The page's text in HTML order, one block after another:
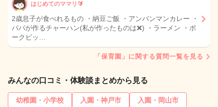
はじめてのママリ🔰
2歳息子が食べれるもの ・納豆ご飯 ・アンパンマンカレー ・
パパが作るチャーハン(私が作ったものは❌) ・ラーメン ・ポ
ークビッ…
「保育園」に関する質問一覧を見る
みんなの口コミ・体験談まとめから見る
幼稚園・小学校 入園・神戸市
入園・岡山市